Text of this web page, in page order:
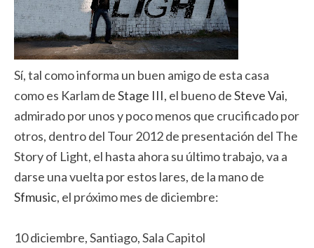
Sí, tal como informa un buen amigo de esta casa
como es Karlam deStage III, el bueno deSteve Vai,
admirado por unos y poco menos que crucificado por
otros, dentro del Tour 2012 de presentación del The
Story of Light, el hasta ahora su último trabajo, va a
darse una vuelta por estos lares, de la mano de
Sfmusic, el próximo mes de diciembre:
10 diciembre, Santiago, Sala Capitol